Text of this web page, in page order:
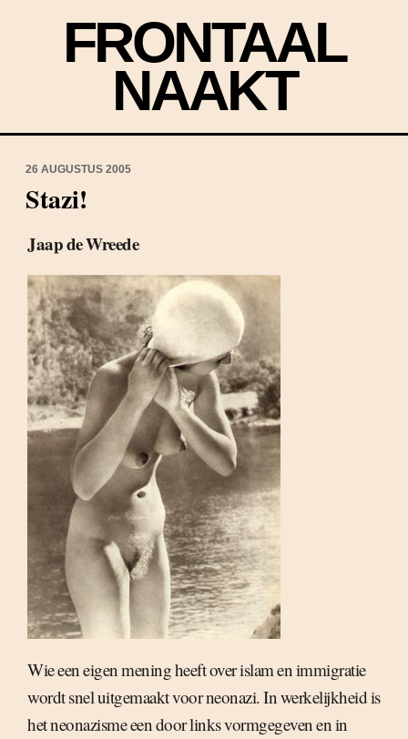
FRONTAAL
NAAKT
26 AUGUSTUS 2005
Stazi!
Jaap de Wreede
Wie een eigen mening heeft over islam en immigratie
wordt snel uitgemaakt voor neonazi. In werkelijkheid is
het neonazisme een door links vormgegeven en in